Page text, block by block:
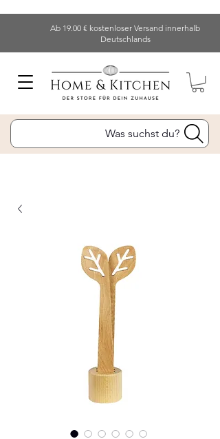
Ab 19.00 € kostenloser Versand innerhalb
Deutschlands
Was suchst du?